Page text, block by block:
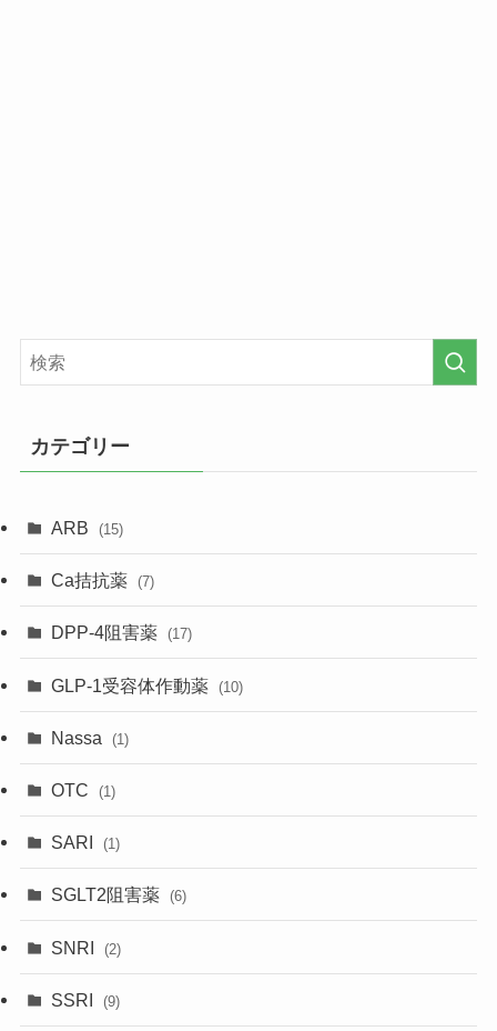
カテゴリー
ARB (15)
Ca拮抗薬 (7)
DPP-4阻害薬 (17)
GLP-1受容体作動薬 (10)
Nassa (1)
OTC (1)
SARI (1)
SGLT2阻害薬 (6)
SNRI (2)
SSRI (9)